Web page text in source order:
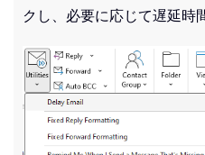
クし、必要に応じて遅延時